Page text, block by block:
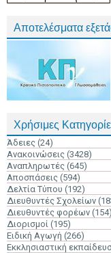
Αποτελέσματα
Χρήσιμες
Άδειες (24)
Ανακοινώσεις (3428)
Αναπληρωτές (645)
Αποσπάσεις (594)
Δελτία Τύπου (192)
Διευθυντές Σχολείων
Διευθυντές φορέων (154)
Διορισμοί (195)
Ειδική Αγωγή (266)
Εκκλησιαστική